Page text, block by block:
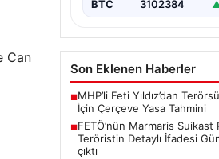
Can
BTC 3102384
Son Eklenen Haberler
■MHP’li Feti Yıldız’dan
İçin Çerçeve Yasa Tahmini
■FETÖ’nün Marmaris Suikast
Teröristin Detaylı İfadesi
çıktı